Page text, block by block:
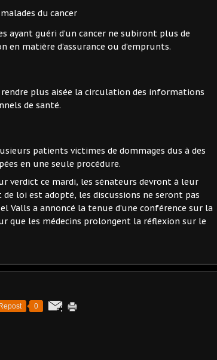
du cancer
ayant guéri d’un cancer ne subiront plus de
en matière d’assurance ou d’emprunts.
plus aisée la circulation des informations
de santé.
patients victimes de dommages dus à des
en une seule procédure.
verdict ce mardi, les sénateurs devront à leur
loi est adopté, les discussions ne seront pas
Valls a annoncé la tenue d’une conférence sur la
que les médecins prolongent la réflexion sur le
0